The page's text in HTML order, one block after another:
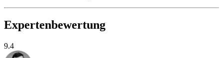
Expertenbewertung
9.4